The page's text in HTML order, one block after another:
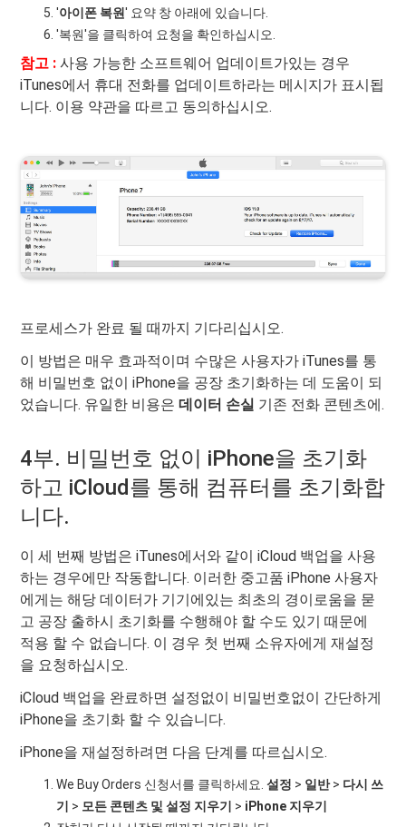
'아이폰 복원' 요약 창 아래에 있습니다.
'복원'을 클릭하여 요청을 확인하십시오.
참고 : 사용 가능한 소프트웨어 업데이트가있는 경우
iTunes에서 휴대 전화를 업데이트하라는 메시지가 표시됩
니다. 이용 약관을 따르고 동의하십시오.
프로세스가 완료 될 때까지 기다리십시오.
이 방법은 매우 효과적이며 수많은 사용자가 iTunes를 통
해 비밀번호 없이 iPhone을 공장 초기화하는 데 도움이 되
었습니다. 유일한 비용은데이터 손실 기존 전화 콘텐츠에.
4부. 비밀번호 없이 iPhone을 초기화
하고 iCloud를 통해 컴퓨터를 초기화합
니다.
이 세 번째 방법은 iTunes에서와 같이 iCloud 백업을 사용
하는 경우에만 작동합니다. 이러한 중고품 iPhone 사용자
에게는 해당 데이터가 기기에있는 최초의 경이로움을 묻
고 공장 출하시 초기화를 수행해야 할 수도 있기 때문에
적용 할 수 없습니다. 이 경우 첫 번째 소유자에게 재설정
을 요청하십시오.
iCloud 백업을 완료하면 설정없이 비밀번호없이 간단하게
iPhone을 초기화 할 수 있습니다.
iPhone을 재설정하려면 다음 단계를 따르십시오.
We Buy Orders 신청서를 클릭하세요.설정 > 일반> 다시 쓰
기
> 모든 콘텐츠 및 설정 지우기 > iPhone 지우기